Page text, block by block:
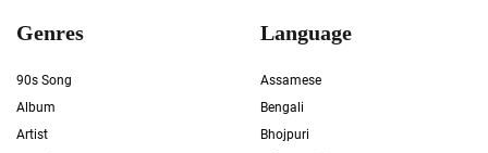
Genres
90s Song
Album
Artist
Language
Assamese
Bengali
Bhojpuri